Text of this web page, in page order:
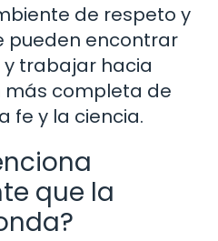
de respeto y
pueden encontrar
trabajar hacia
más completa de
fe y la ciencia.
que la